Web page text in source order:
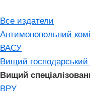
Все издатели
Антимонопольний
ВАСУ
Вищий господарський
Вищий
ВРУ